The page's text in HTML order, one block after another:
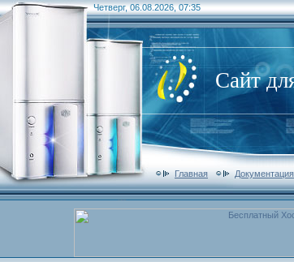
Четверг, 06.08.2026, 07:35
Сайт
Главная Документация